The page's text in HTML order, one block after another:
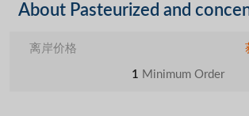
About Pasteurized and
离岸价格
1 Minimum Order